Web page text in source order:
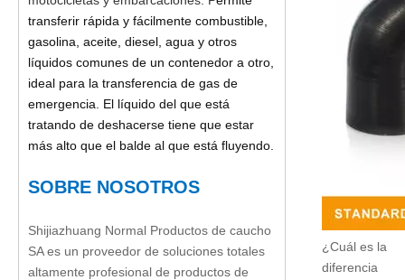
transferir rápida y fácilmente combustible,
gasolina, aceite, diesel, agua y otros
líquidos comunes de un contenedor a otro,
ideal para la transferencia de gas de
emergencia. El líquido del que está
tratando de deshacerse tiene que estar
más alto que el balde al que está fluyendo.
SOBRE NOSOTROS
Shijiazhuang Normal Productos de caucho
SA es un proveedor de soluciones totales
altamente profesional de productos de
¿Cuál es la
diferencia